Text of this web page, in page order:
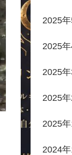
2025年
2025年
2025年
2025年
2025年
2024年